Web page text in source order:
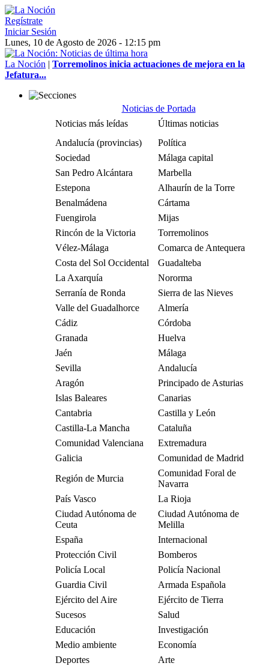
Regístrate
Iniciar Sesión
Lunes, 10 de Agosto de 2026 - 12:15 pm
La Noción | Torremolinos inicia actuaciones de mejora en la
Jefatura...
Noticias de Portada
Noticias más leídas
Últimas noticias
Andalucía (provincias)
Política
Sociedad
Málaga capital
San Pedro Alcántara
Marbella
Estepona
Alhaurín de la Torre
Benalmádena
Cártama
Fuengirola
Mijas
Rincón de la Victoria
Torremolinos
Vélez-Málaga
Comarca de Antequera
Costa del Sol Occidental
Guadalteba
La Axarquía
Nororma
Serranía de Ronda
Sierra de las Nieves
Valle del Guadalhorce
Almería
Cádiz
Córdoba
Granada
Huelva
Jaén
Málaga
Sevilla
Andalucía
Aragón
Principado de Asturias
Islas Baleares
Canarias
Cantabria
Castilla y León
Castilla-La Mancha
Cataluña
Comunidad Valenciana
Extremadura
Galicia
Comunidad de Madrid
Región de Murcia
Comunidad Foral de
Navarra
País Vasco
La Rioja
Ciudad Autónoma de
Ceuta
Ciudad Autónoma de
Melilla
España
Internacional
Protección Civil
Bomberos
Policía Local
Policía Nacional
Guardia Civil
Armada Española
Ejército del Aire
Ejército de Tierra
Sucesos
Salud
Educación
Investigación
Medio ambiente
Economía
Deportes
Arte